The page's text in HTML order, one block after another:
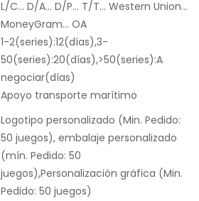
L/C... D/A... D/P... T/T... Western Union...
MoneyGram... OA
1-2(series):12(días),3-
50(series):20(días),>50(series):A
negociar(días)
Apoyo transporte marítimo
Logotipo personalizado (Min. Pedido:
50 juegos), embalaje personalizado
(mín. Pedido: 50
juegos),Personalización gráfica (Min.
Pedido: 50 juegos)